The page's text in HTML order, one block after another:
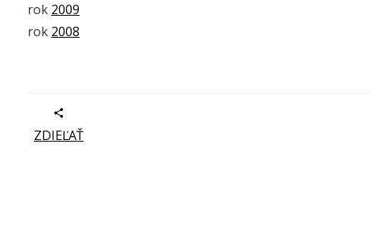
rok 2009
rok 2008
ZDIEĽAŤ